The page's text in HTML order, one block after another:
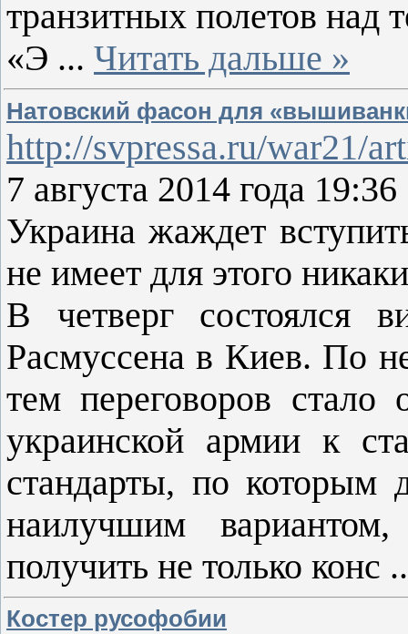
транзитных полетов над
«Э ... Читать дальше »
Натовский фасон для
http://svpressa.ru/war21/
7 августа 2014 года
Украина жаждет
не имеет для этого
В четверг состоялся
Расмуссена в Киев. По
тем переговоров стало
украинской армии к
стандарты, по которым
наилучшим
получить не только конс
Костер русофобии